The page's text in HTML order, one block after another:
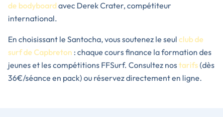
de bodyboardavec Derek Crater, compétiteur
international.
En choisissant le Santocha, vous soutenez le seul club de
surf de Capbreton : chaque cours finance la formation des
jeunes et les compétitions FFSurf. Consultez nostarifs(dès
36€/séance en pack) ou réservez directement en ligne.